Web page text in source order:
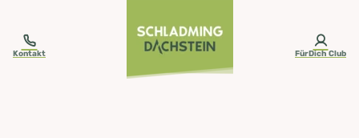
Kontakt FürDich Club